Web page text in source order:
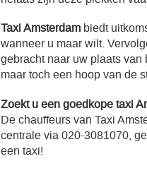
Taxi Amsterdam biedt
wanneer u maar wilt.
gebracht naar uw plaats
maar toch een hoop van de
Zoekt u een goedkope taxi
De chauffeurs van Taxi
centrale via 020-3081070,
een taxi!